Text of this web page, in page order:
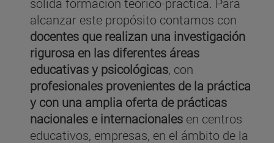
alcanzar este propósito contamos con
docentes que realizan una investigación
rigurosa en las diferentes áreas
educativas y psicológicas, con
profesionales provenientes de la práctica
y con una amplia oferta de prácticas
nacionales e internacionales en centros
educativos, empresas, en el ámbito de la